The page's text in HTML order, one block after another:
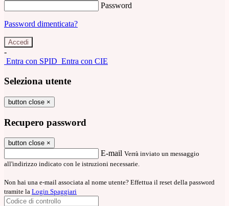
Password
Password dimenticata?
-
Entra con SPID Entra con CIE
Seleziona utente
button close ×
Recupero password
button close ×
E-mail Verrà inviato un messaggio
all'indirizzo indicato con le istruzioni necessarie.
Non hai una e-mail associata al nome utente? Effettua il reset della password
tramite la Login Spaggiari